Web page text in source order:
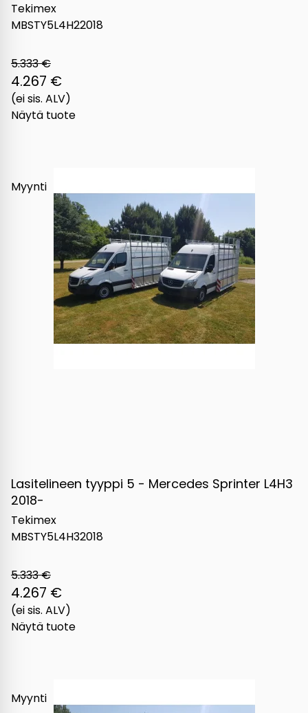
Tekimex
MBSTY5L4H22018
5.333 €
4.267 €
(ei sis. ALV)
Näytä tuote
Myynti
Lasitelineen tyyppi 5 - Mercedes Sprinter L4H3
2018-
Tekimex
MBSTY5L4H32018
5.333 €
4.267 €
(ei sis. ALV)
Näytä tuote
Myynti